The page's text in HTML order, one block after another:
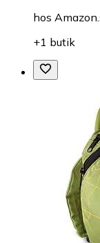
hos
+1 butik